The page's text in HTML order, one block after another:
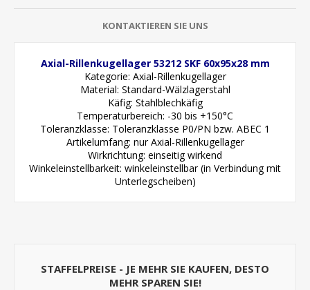
KONTAKTIEREN SIE UNS
Axial-Rillenkugellager 53212 SKF 60x95x28 mm
Kategorie: Axial-Rillenkugellager
Material: Standard-Wälzlagerstahl
Käfig: Stahlblechkäfig
Temperaturbereich: -30 bis +150°C
Toleranzklasse: Toleranzklasse P0/PN bzw. ABEC 1
Artikelumfang: nur Axial-Rillenkugellager
Wirkrichtung: einseitig wirkend
Winkeleinstellbarkeit: winkeleinstellbar (in Verbindung mit
Unterlegscheiben)
STAFFELPREISE - JE MEHR SIE KAUFEN, DESTO
MEHR SPAREN SIE!